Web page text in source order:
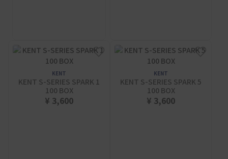
KENT
KENT S-SERIES SPARK 1
100 BOX
¥ 3,600
KENT
KENT S-SERIES SPARK 5
100 BOX
¥ 3,600